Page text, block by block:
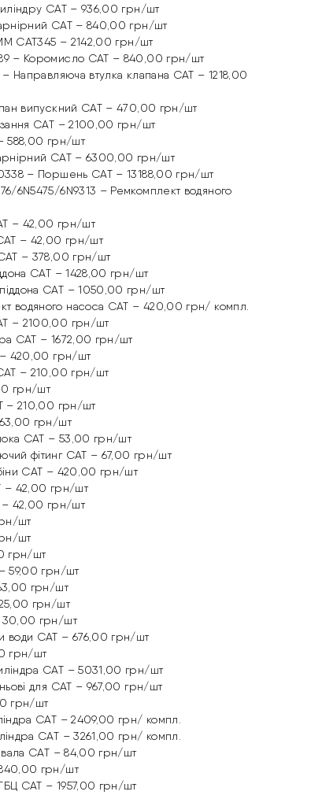
CAT – 936,00 грн/шт
CAT – 840,00 грн/шт
CAT345 – 2142,00 грн/шт
– Коромисло CAT – 840,00 грн/шт
Направляюча втулка клапана CAT – 1218,00
випускний CAT – 470,00 грн/шт
CAT – 2100,00 грн/шт
588,00 грн/шт
CAT – 6300,00 грн/шт
– Поршень CAT – 13188,00 грн/шт
6N5475/6N9313 – Ремкомплект водяного
– 42,00 грн/шт
– 42,00 грн/шт
– 378,00 грн/шт
CAT – 1428,00 грн/шт
CAT – 1050,00 грн/шт
водяного насоса CAT – 420,00 грн/ компл.
– 2100,00 грн/шт
CAT – 1672,00 грн/шт
– 420,00 грн/шт
– 210,00 грн/шт
грн/шт
– 210,00 грн/шт
63,00 грн/шт
CAT – 53,00 грн/шт
фітинг CAT – 67,00 грн/шт
CAT – 420,00 грн/шт
– 42,00 грн/шт
– 42,00 грн/шт
шт
шт
грн/шт
59,00 грн/шт
грн/шт
грн/шт
30,00 грн/шт
води CAT – 676,00 грн/шт
грн/шт
CAT – 5031,00 грн/шт
для CAT – 967,00 грн/шт
грн/шт
CAT – 2409,00 грн/ компл.
CAT – 3261,00 грн/ компл.
вала CAT – 84,00 грн/шт
грн/шт
CAT – 1957,00 грн/шт